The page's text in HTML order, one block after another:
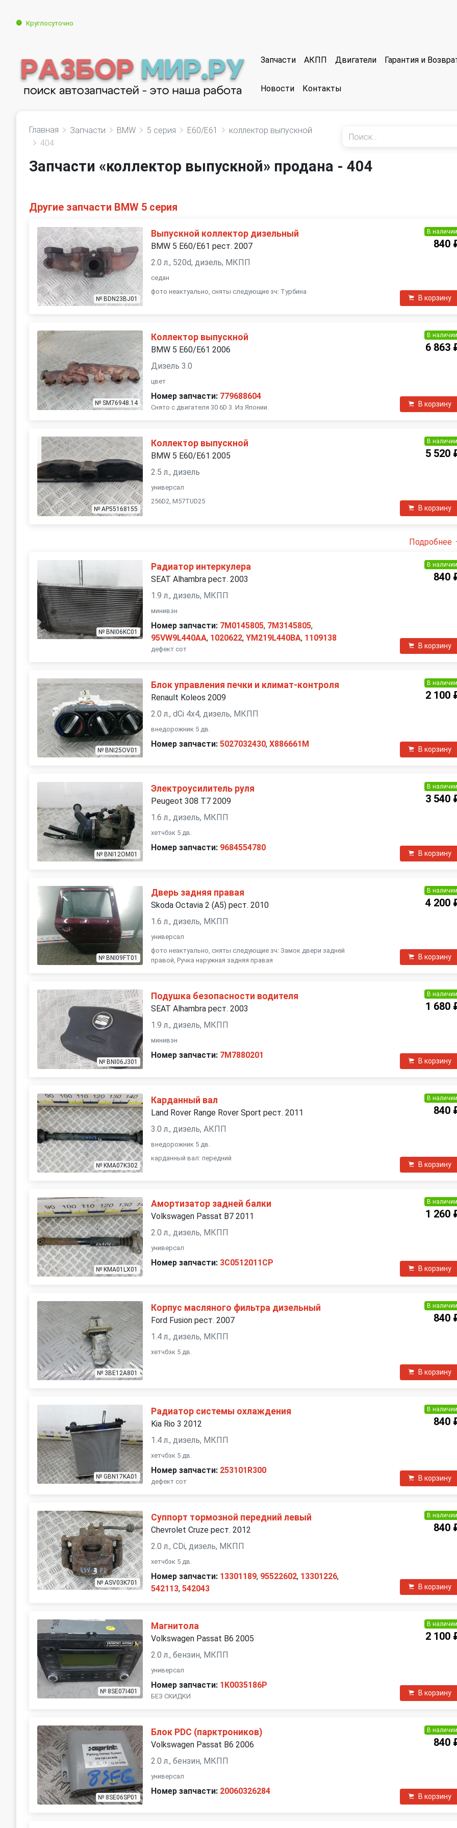
Круглосуточно
Запчасти АКПП Двигатели Гарантия и
Новости Контакты
Главная Запчасти BMW 5 серия E60/E61
коллектор выпускной
404
Запчасти «коллектор выпускной» продана - 404
Другие запчасти BMW 5 серия
№ BDN23BJ01
Выпускной коллектор дизельный
BMW 5 E60/E61 рест. 2007
2.0 л., 520d, дизель, МКПП
седан
фото неактуально, сняты следующие зч: Турбина
В наличии
840
В корзину
№ SM76948.14
Коллектор выпускной
BMW 5 E60/E61 2006
Дизель 3.0
цвет
Номер запчасти: 779688604
Снято с двигателя 30 6D 3. Из Японии.
В наличии
6 863
В корзину
№ AP55168155
Коллектор выпускной
BMW 5 E60/E61 2005
2.5 л., дизель
универсал
256D2, M57TUD25
В наличии
5 520
В корзину
Подробнее
№ BNI06KC01
Радиатор интеркулера
SEAT Alhambra рест. 2003
1.9 л., дизель, МКПП
минивэн
Номер запчасти: 7M0145805, 7M3145805,
95VW9L440AA, 1020622,YM219L440BA, 1109138
дефект сот
В наличии
840
В корзину
№ BNI25OV01
Блок управления печки и климат-контроля
Renault Koleos 2009
2.0 л., dCi 4x4, дизель, МКПП
внедорожник 5 дв.
Номер запчасти: 5027032430,X886661M
В наличии
2 100
В корзину
№ BNI12OM01
Электроусилитель руля
Peugeot 308 T7 2009
1.6 л., дизель, МКПП
хетчбэк 5 дв.
Номер запчасти: 9684554780
В наличии
3 540
В корзину
№ BNI09FT01
Дверь задняя правая
Skoda Octavia 2 (A5) рест. 2010
1.6 л., дизель, МКПП
универсал
фото неактуально, сняты следующие зч: Замок двери задней
правой, Ручка наружная задняя правая
В наличии
4 200
В корзину
№ BNI06J301
Подушка безопасности водителя
SEAT Alhambra рест. 2003
1.9 л., дизель, МКПП
минивэн
Номер запчасти: 7M7880201
В наличии
1 680
В корзину
№ KMA07K302
Карданный вал
Land Rover Range Rover Sport рест. 2011
3.0 л., дизель, АКПП
внедорожник 5 дв.
карданный вал: передний
В наличии
840
В корзину
№ KMA01LX01
Амортизатор задней балки
Volkswagen Passat B7 2011
2.0 л., дизель, МКПП
универсал
Номер запчасти: 3C0512011CP
В наличии
1 260
В корзину
№ 3BE12A801
Корпус масляного фильтра дизельный
Ford Fusion рест. 2007
1.4 л., дизель, МКПП
хетчбэк 5 дв.
В наличии
840
В корзину
№ GBN17KA01
Радиатор системы охлаждения
Kia Rio 3 2012
1.4 л., дизель, МКПП
хетчбэк 5 дв.
Номер запчасти: 253101R300
дефект сот
В наличии
840
В корзину
№ ASV03K701
Суппорт тормозной передний левый
Chevrolet Cruze рест. 2012
2.0 л., CDi, дизель, МКПП
хетчбэк 5 дв.
Номер запчасти: 13301189, 95522602, 13301226,
542113,542043
В наличии
840
В корзину
№ 8SE07I401
Магнитола
Volkswagen Passat B6 2005
2.0 л., бензин, МКПП
универсал
Номер запчасти: 1K0035186P
БЕЗ СКИДКИ
В наличии
2 100
В корзину
№ 8SE06SP01
Блок PDC (парктроников)
Volkswagen Passat B6 2006
2.0 л., бензин, МКПП
универсал
Номер запчасти: 20060326284
В наличии
840
В корзину